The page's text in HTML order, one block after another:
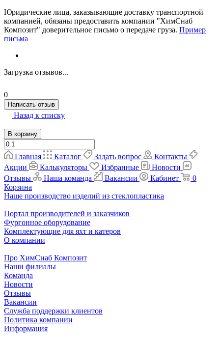
Юридические лица, заказывающие доставку транспортной
компанией, обязаны предоставить компании "ХимСнаб
Композит" доверительное письмо о передаче груза. Пример
письма
Загрузка отзывов...
0
Написать отзыв
Назад к списку
В корзину
Главная Каталог Задать вопрос
Контакты
Акции
Калькуляторы Избранные
Новости
Отзывы
Наша команда Вакансии Кабинет
0
Корзина
Наше производство изделий из стеклопластика
Портал производителей и заказчиков
Фургонное оборудование
Комплектующие для яхт и катеров
О компании
Про ХимСнаб Композит
Наши филиалы
Команда
Новости
Отзывы
Вакансии
Служба поддержки клиентов
Политика компании
Информация